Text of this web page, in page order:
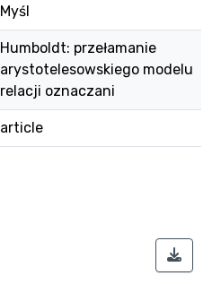
Myśl
Humboldt: przełamanie
arystotelesowskiego modelu
relacji oznaczani
article